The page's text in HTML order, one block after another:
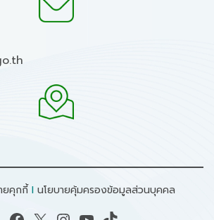
ยคุกกี้ I นโยบายคุ้มครองข้อมูลส่วนบุคคล